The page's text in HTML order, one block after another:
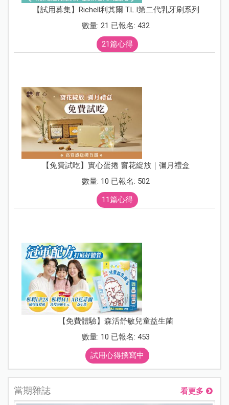
【試用募集】Richell利其爾 T.L.I第二代乳牙刷系列
數量: 21 已報名: 432
21篇心得
【免費試吃】實心蛋捲 窗花綻放｜彌月禮盒
數量: 10 已報名: 502
11篇心得
【免費體驗】森活舒敏兒童益生菌
數量: 10 已報名: 453
試用心得撰寫中
當期雜誌 看更多